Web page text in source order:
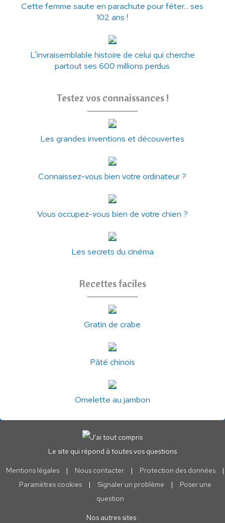
Cette femme saute en parachute pour fêter... ses
102 ans !
L'invraisemblable histoire de celui qui cherche
partout ses 600 millions perdus
Testez vos connaissances !
Les grandes inventions et découvertes
Connaissez-vous bien votre ordinateur ?
Vous occupez-vous bien de votre chien ?
Les secrets du cinéma
Recettes faciles
Gratin de crabe
Pâté chinois
Omelette au jambon
Le site qui répond à toutes vos questions
Mentions légales | Nous contacter | Protection des données
|
Paramètres cookies
| Signaler un problème |
Poser une
question
Nos autres sites :